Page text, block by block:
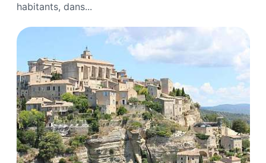
habitants, dans...